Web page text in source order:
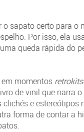
sapato certo para o
Por isso, ela
queda rápida do
momentos
de vinil que narra
e estereótipos
forma de contar a